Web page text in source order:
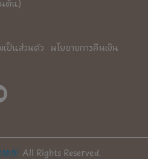
เป็นส่วนตัว นโยบายการคืนเงิน
所 All Rights Reserved.